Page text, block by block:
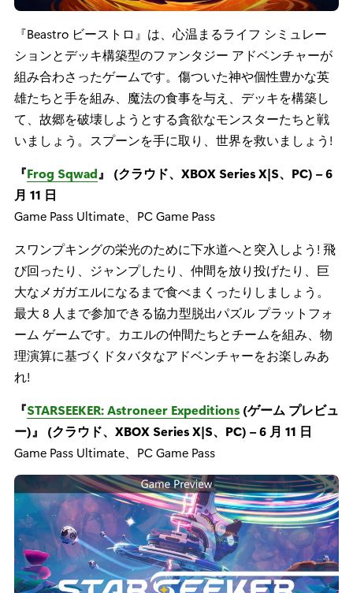
『Beastro ビーストロ』は、心温まるライフ シミュレー
ションとデッキ構築型のファンタジー アドベンチャーが
組み合わさったゲームです。傷ついた神や個性豊かな英
雄たちと手を組み、魔法の食事を与え、デッキを構築し
て、故郷を破壊しようとする貪欲なモンスターたちと戦
いましょう。スプーンを手に取り、世界を救いましょう!
『Frog Sqwad 』 (クラウド、XBOX Series X|S、PC) – 6
月 11 日
Game Pass Ultimate、PC Game Pass
スワンプキングの栄光のために下水道へと突入しよう! 飛
び回ったり、ジャンプしたり、仲間を放り投げたり、巨
大なメガガエルになるまで食べまくったりしましょう。
最大 8 人まで参加できる協力型脱出パズル プラットフォ
ーム ゲームです。カエルの仲間たちとチームを組み、物
理演算に基づくドタバタなアドベンチャーをお楽しみあ
れ!
『STARSEEKER: Astroneer Expeditions (ゲーム プレビュ
ー)』 (クラウド、XBOX Series X|S、PC) – 6 月 11 日
Game Pass Ultimate、PC Game Pass